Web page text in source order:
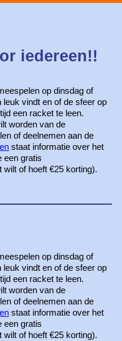
iedereen!!
op dinsdag of
vindt en of de sfeer op
een racket te leen.
worden van de
of deelnemen aan de
staat informatie over het
een gratis
wilt of hoeft €25 korting).
op dinsdag of
vindt en of de sfeer op
een racket te leen.
worden van de
of deelnemen aan de
staat informatie over het
een gratis
wilt of hoeft €25 korting).